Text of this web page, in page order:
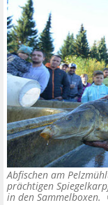
Abfischen am
prächtigen
in den Sammelboxen.